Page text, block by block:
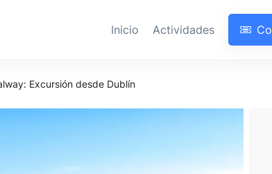
Inicio Actividades
Excursión desde Dublín